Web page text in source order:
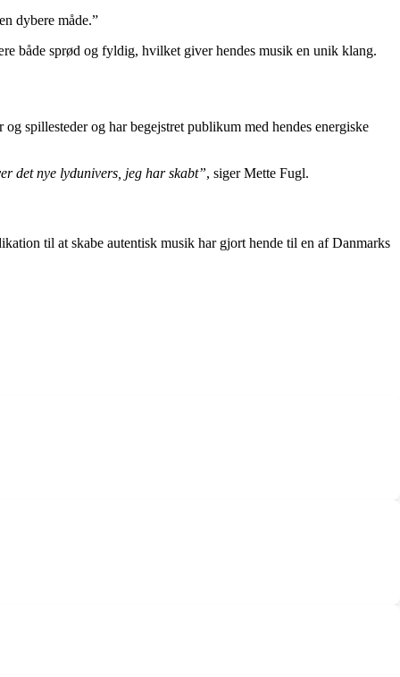
dybere måde.”
både sprød og fyldig, hvilket giver hendes musik en unik klang.
spillesteder og har begejstret publikum med hendes energiske
det nye lydunivers, jeg har skabt”, siger Mette Fugl.
til at skabe autentisk musik har gjort hende til en af Danmarks